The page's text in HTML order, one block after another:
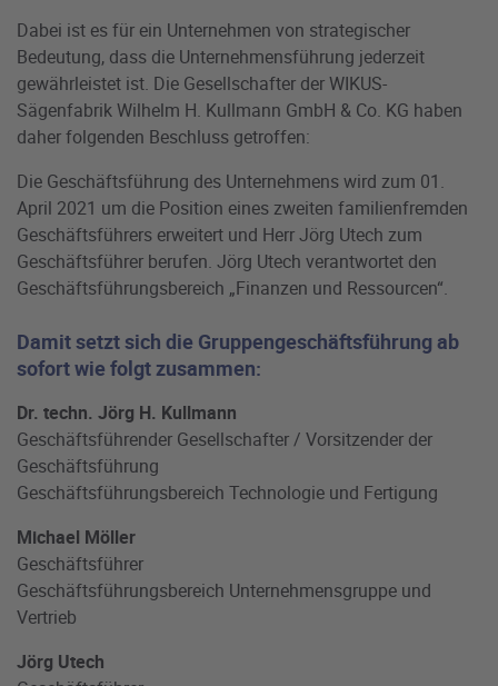
Dabei ist es für ein Unternehmen von strategischer
Bedeutung, dass die Unternehmensführung jederzeit
gewährleistet ist. Die Gesellschafter der WIKUS-
Sägenfabrik Wilhelm H. Kullmann GmbH & Co. KG haben
daher folgenden Beschluss getroffen:
Die Geschäftsführung des Unternehmens wird zum 01.
April 2021 um die Position eines zweiten familienfremden
Geschäftsführers erweitert und Herr Jörg Utech zum
Geschäftsführer berufen. Jörg Utech verantwortet den
Geschäftsführungsbereich „Finanzen und Ressourcen“.
Damit setzt sich die Gruppengeschäftsführung ab
sofort wie folgt zusammen:
Dr. techn. Jörg H. Kullmann
Geschäftsführender Gesellschafter / Vorsitzender der
Geschäftsführung
Geschäftsführungsbereich Technologie und Fertigung
Michael Möller
Geschäftsführer
Geschäftsführungsbereich Unternehmensgruppe und
Vertrieb
Jörg Utech